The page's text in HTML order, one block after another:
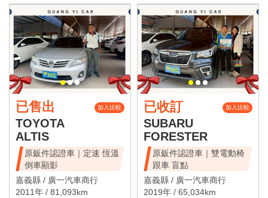
已售出 加入比較
TOYOTA
ALTIS
原鈑件認證車｜定速 恆溫
倒車顯影
嘉義縣 / 廣一汽車商行
2011年 / 81,093km
已收訂 加入比較
SUBARU
FORESTER
原鈑件認證車｜雙電動椅
跟車 盲點
嘉義縣 / 廣一汽車商行
2019年 / 65,034km